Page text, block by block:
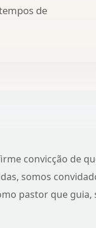
de
convicção de
somos
pastor que guia,